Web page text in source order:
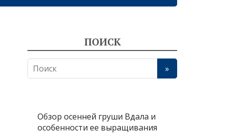
ПОИСК
Обзор осенней груши Вдала и
особенности ее выращивания